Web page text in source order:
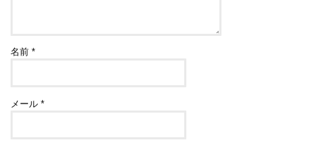
名前*
メール*